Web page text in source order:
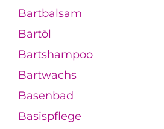
Bartbalsam
Bartöl
Bartshampoo
Bartwachs
Basenbad
Basispflege